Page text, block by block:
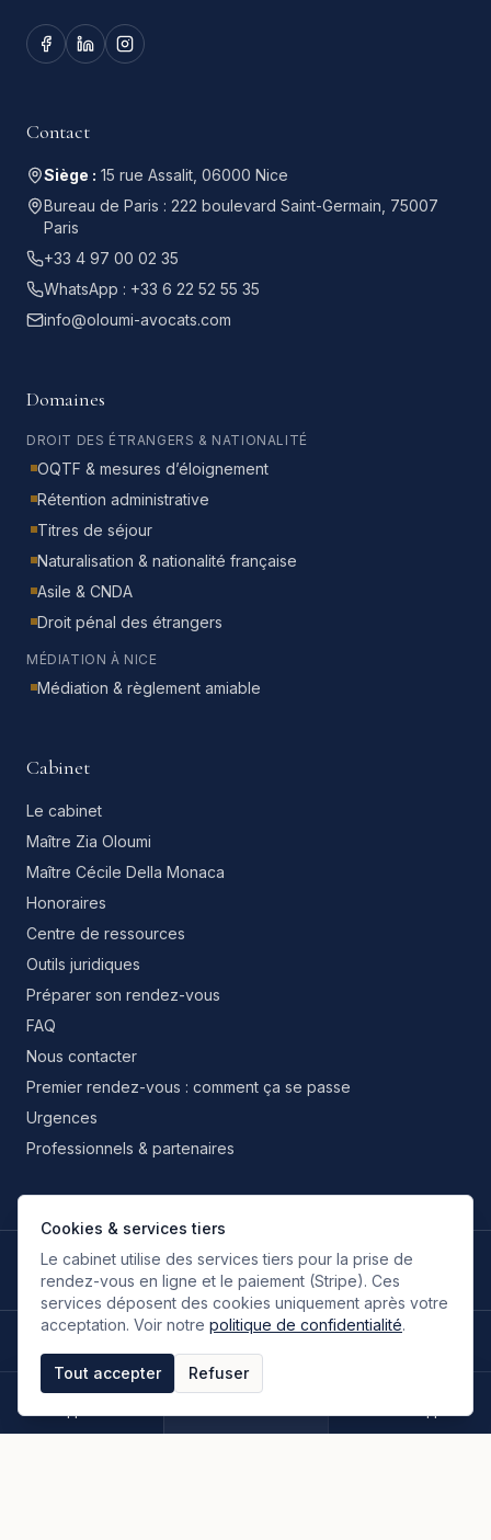
Cookies & services tiers
Le cabinet utilise des services tiers pour la prise de
rendez-vous en ligne et le paiement (Stripe). Ces
services déposent des cookies uniquement après votre
acceptation. Voir notre politique de confidentialité.
Tout accepter Refuser
Contact
Siège : 15 rue Assalit, 06000 Nice
Bureau de Paris : 222 boulevard Saint-Germain, 75007
Paris
+33 4 97 00 02 35
WhatsApp : +33 6 22 52 55 35
info@oloumi-avocats.com
Domaines
DROIT DES ÉTRANGERS & NATIONALITÉ
OQTF & mesures d’éloignement
Rétention administrative
Titres de séjour
Naturalisation & nationalité française
Asile & CNDA
Droit pénal des étrangers
MÉDIATION À NICE
Médiation & règlement amiable
Cabinet
Le cabinet
Maître Zia Oloumi
Maître Cécile Della Monaca
Honoraires
Centre de ressources
Outils juridiques
Préparer son rendez-vous
FAQ
Nous contacter
Premier rendez-vous : comment ça se passe
Urgences
Professionnels & partenaires
LANGUES DE TRAVAIL
🇫🇷
Français
FR🇬🇧
Anglais
EN🇮🇹
ItalienIT🇪🇸
Espagnol
ES 🇷🇺
RusseRU🇮🇷
Persan
FA
Site conçu sur une idée originale de zIA digital.
Mentions légalesCGU & CGVPolitique de confidentialité
Espace clientsPaiement en lignePlan du site
Appeler Rendez-vous WhatsApp